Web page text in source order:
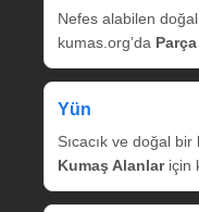
Nefes alabilen
kumas.org’da
Yün
Sıcacık ve doğal
Kumaş Alanlariçin